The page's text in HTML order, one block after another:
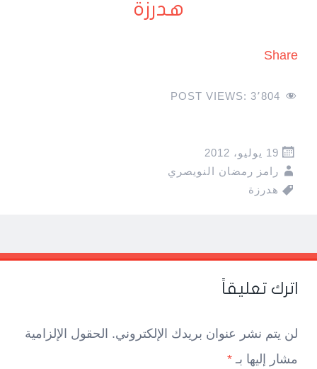
هدرزة
Share
POST VIEWS: 3٬804
19 يوليو، 2012
رامز رمضان النويصري
هدرزة
Post
navigation
←
→
اترك تعليقاً
لن يتم نشر عنوان بريدك الإلكتروني. الحقول الإلزامية
مشار إليها بـ *